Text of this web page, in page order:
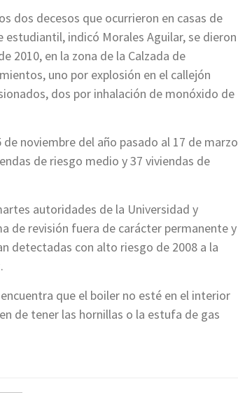
dos decesos que ocurrieron en casas de
estudiantil, indicó Morales Aguilar, se dieron
2010, en la zona de la Calzada de
uno por explosión en el callejón
dos por inhalación de monóxido de
noviembre del año pasado al 17 de marzo
de riesgo medio y 37 viviendas de
autoridades de la Universidad y
de revisión fuera de carácter permanente y
detectadas con alto riesgo de 2008 a la
que el boiler no esté en el interior
de tener las hornillas o la estufa de gas